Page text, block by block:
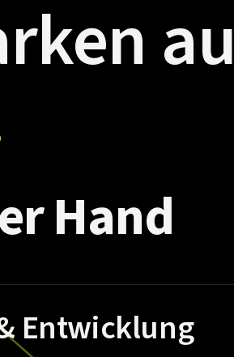
Hand
Entwicklung